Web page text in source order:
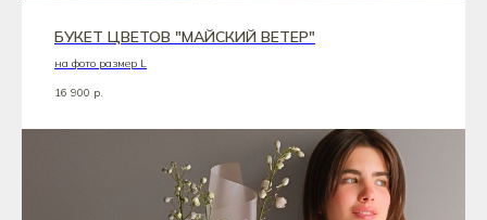
БУКЕТ ЦВЕТОВ "МАЙСКИЙ ВЕТЕР"
на фото размер L
16 900 р.